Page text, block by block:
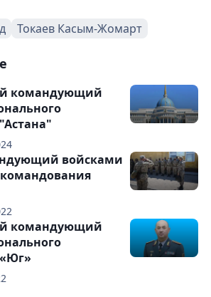
Токаев Касым-Жомарт
командующий
войсками
командующий